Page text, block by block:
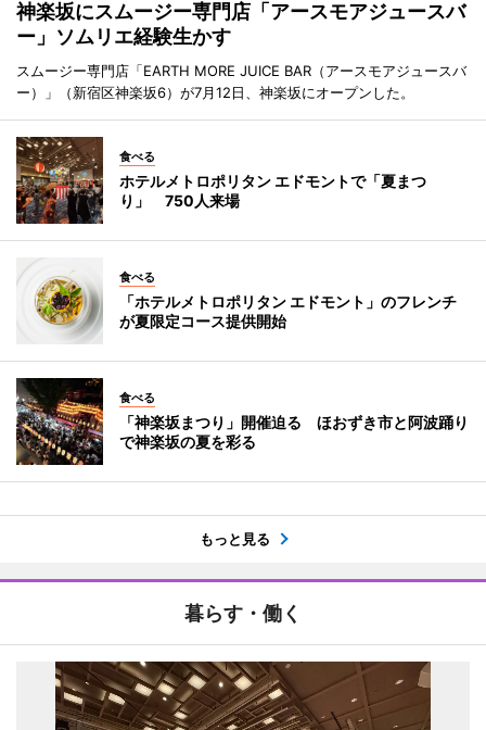
神楽坂にスムージー専門店「アースモアジュースバ
ー」ソムリエ経験生かす
スムージー専門店「EARTH MORE JUICE BAR（アースモアジュースバ
ー）」（新宿区神楽坂6）が7月12日、神楽坂にオープンした。
食べる
ホテルメトロポリタン エドモントで「夏まつ
り」 750人来場
食べる
「ホテルメトロポリタン エドモント」のフレンチ
が夏限定コース提供開始
食べる
「神楽坂まつり」開催迫る ほおずき市と阿波踊り
で神楽坂の夏を彩る
もっと見る
暮らす・働く